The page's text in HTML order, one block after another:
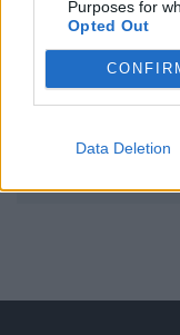
Purposes for
Opted Out
Data Deletion
kötéslistái